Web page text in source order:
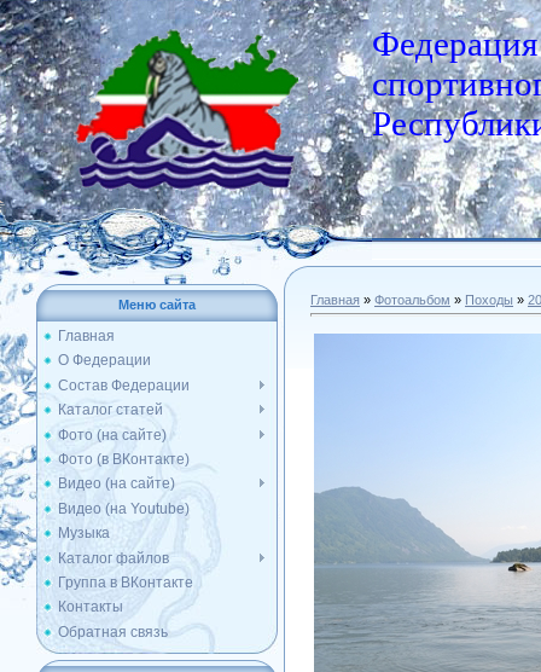
Федерация
Меню сайта
Главная
О Федерации
Состав Федерации
Каталог статей
Фото (на сайте)
Фото (в ВКонтакте)
Видео (на сайте)
Видео (на Youtube)
Музыка
Каталог файлов
Группа в ВКонтакте
Контакты
Обратная связь
Главная » Фотоальбом » Походы »